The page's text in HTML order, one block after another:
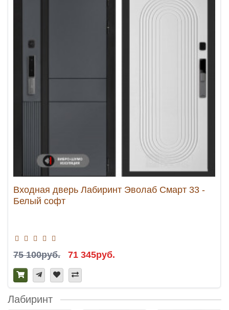
Входная дверь Лабиринт Эволаб Смарт 33 -
Белый софт
75 100руб. 71 345руб.
Лабиринт